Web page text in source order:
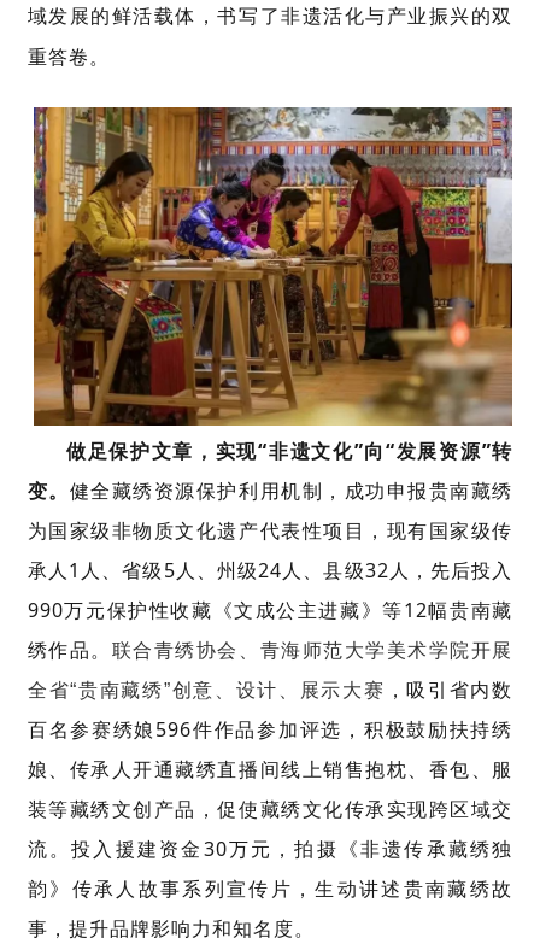
域发展的鲜活载体，书写了非遗活化与产业振兴的双
重答卷。
做足保护文章，实现“非遗文化”向“发展资源”转
变。 健全藏绣资源保护利用机制 ， 成功申报贵南藏绣
为国家级非物质文化遗产代表性项目，现有国家级传
承人1 人、省级5人、州级24人、县级32人，先后投入
990万元保护性收藏《文成公主进藏》等12幅贵南藏
绣作品。
联合青绣协会、青海师范大学美术学院开展
全省“贵南藏绣”创意、设计、展示大赛 ，吸引省内数
百名参赛绣娘596件作品参加评选，积极鼓励扶持绣
娘、传承人开通藏绣直播间线上销售抱枕、香包、服
装等藏绣文创产品，促使藏绣文化传承实现跨区域交
流。投入援建资金30万元，拍摄《非遗传承藏绣独
韵》传承人故事系列宣传片，生动讲述贵南藏绣故
事，提升品牌影响力和知名度。